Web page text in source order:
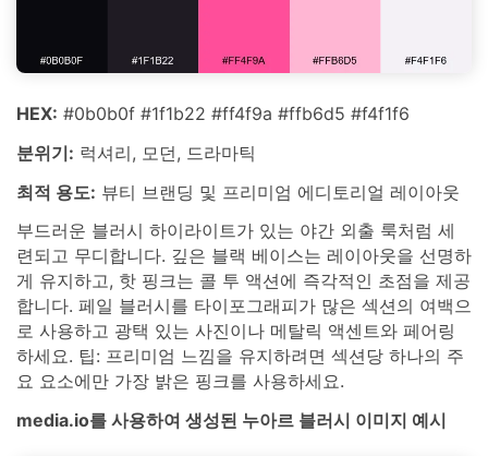
HEX: #0b0b0f #1f1b22 #ff4f9a #ffb6d5 #f4f1f6
분위기: 럭셔리, 모던, 드라마틱
최적 용도: 뷰티 브랜딩 및 프리미엄 에디토리얼 레이아웃
부드러운 블러시 하이라이트가 있는 야간 외출 룩처럼 세
련되고 무디합니다. 깊은 블랙 베이스는 레이아웃을 선명하
게 유지하고, 핫 핑크는 콜 투 액션에 즉각적인 초점을 제공
합니다. 페일 블러시를 타이포그래피가 많은 섹션의 여백으
로 사용하고 광택 있는 사진이나 메탈릭 액센트와 페어링
하세요. 팁: 프리미엄 느낌을 유지하려면 섹션당 하나의 주
요 요소에만 가장 밝은 핑크를 사용하세요.
media.io를 사용하여 생성된 누아르 블러시 이미지 예시